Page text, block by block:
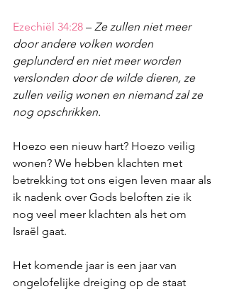
Ezechiël 34:28 – Ze zullen niet meer
door andere volken worden
geplunderd en niet meer worden
verslonden door de wilde dieren, ze
zullen veilig wonen en niemand zal ze
nog opschrikken.
Hoezo een nieuw hart? Hoezo veilig
wonen? We hebben klachten met
betrekking tot ons eigen leven maar als
ik nadenk over Gods beloften zie ik
nog veel meer klachten als het om
Israël gaat.
Het komende jaar is een jaar van
ongelofelijke dreiging op de staat